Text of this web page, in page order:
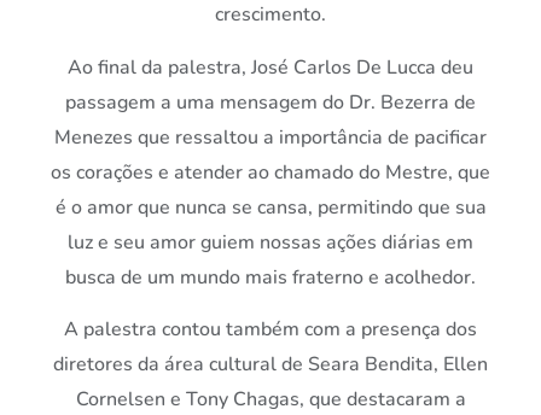
crescimento.
Ao final da palestra, José Carlos De Lucca deu
passagem a uma mensagem do Dr. Bezerra de
Menezes que ressaltou a importância de pacificar
os corações e atender ao chamado do Mestre, que
é o amor que nunca se cansa, permitindo que sua
luz e seu amor guiem nossas ações diárias em
busca de um mundo mais fraterno e acolhedor.
A palestra contou também com a presença dos
diretores da área cultural de Seara Bendita, Ellen
Cornelsen e Tony Chagas, que destacaram a